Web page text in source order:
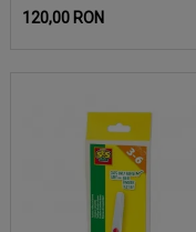
Pret
120,00 RON